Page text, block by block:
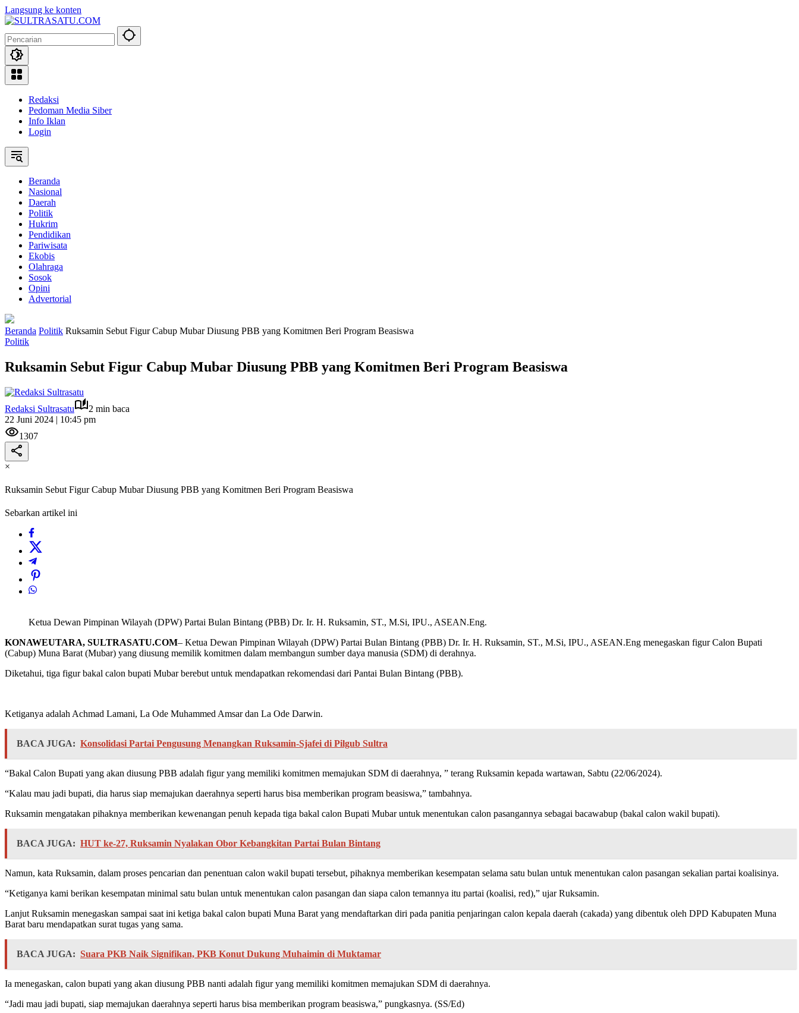
Langsung ke konten
Redaksi
Pedoman Media Siber
Info Iklan
Login
Beranda
Nasional
Daerah
Politik
Hukrim
Pendidikan
Pariwisata
Ekobis
Olahraga
Sosok
Opini
Advertorial
Beranda Politik Ruksamin Sebut Figur Cabup Mubar Diusung PBB yang Komitmen Beri Program Beasiswa
Politik
Ruksamin Sebut Figur Cabup Mubar Diusung PBB yang Komitmen Beri Program Beasiswa
Redaksi Sultrasatu
2 min baca
22 Juni 2024 | 10:45 pm
1307
×
Ruksamin Sebut Figur Cabup Mubar Diusung PBB yang Komitmen Beri Program Beasiswa
Sebarkan artikel ini
Ketua Dewan Pimpinan Wilayah (DPW) Partai Bulan Bintang (PBB) Dr. Ir. H. Ruksamin, ST., M.Si, IPU., ASEAN.Eng.
KONAWEUTARA, SULTRASATU.COM– Ketua Dewan Pimpinan Wilayah (DPW) Partai Bulan Bintang (PBB) Dr. Ir. H. Ruksamin, ST., M.Si, IPU., ASEAN.Eng menegaskan figur Calon Bupati
(Cabup) Muna Barat (Mubar) yang diusung memilik komitmen dalam membangun sumber daya manusia (SDM) di derahnya.
Diketahui, tiga figur bakal calon bupati Mubar berebut untuk mendapatkan rekomendasi dari Pantai Bulan Bintang (PBB).
Ketiganya adalah Achmad Lamani, La Ode Muhammed Amsar dan La Ode Darwin.
BACA JUGA: Konsolidasi Partai Pengusung Menangkan Ruksamin-Sjafei di Pilgub Sultra
“Bakal Calon Bupati yang akan diusung PBB adalah figur yang memiliki komitmen memajukan SDM di daerahnya, ” terang Ruksamin kepada wartawan, Sabtu (22/06/2024).
“Kalau mau jadi bupati, dia harus siap memajukan daerahnya seperti harus bisa memberikan program beasiswa,” tambahnya.
Ruksamin mengatakan pihaknya memberikan kewenangan penuh kepada tiga bakal calon Bupati Mubar untuk menentukan calon pasangannya sebagai bacawabup (bakal calon wakil bupati).
BACA JUGA: HUT ke-27, Ruksamin Nyalakan Obor Kebangkitan Partai Bulan Bintang
Namun, kata Ruksamin, dalam proses pencarian dan penentuan calon wakil bupati tersebut, pihaknya memberikan kesempatan selama satu bulan untuk menentukan calon pasangan sekalian partai koalisinya.
“Ketiganya kami berikan kesempatan minimal satu bulan untuk menentukan calon pasangan dan siapa calon temannya itu partai (koalisi, red),” ujar Ruksamin.
Lanjut Ruksamin menegaskan sampai saat ini ketiga bakal calon bupati Muna Barat yang mendaftarkan diri pada panitia penjaringan calon kepala daerah (cakada) yang dibentuk oleh DPD Kabupaten Muna
Barat baru mendapatkan surat tugas yang sama.
BACA JUGA: Suara PKB Naik Signifikan, PKB Konut Dukung Muhaimin di Muktamar
Ia menegaskan, calon bupati yang akan diusung PBB nanti adalah figur yang memiliki komitmen memajukan SDM di daerahnya.
“Jadi mau jadi bupati, siap memajukan daerahnya seperti harus bisa memberikan program beasiswa,” pungkasnya. (SS/Ed)